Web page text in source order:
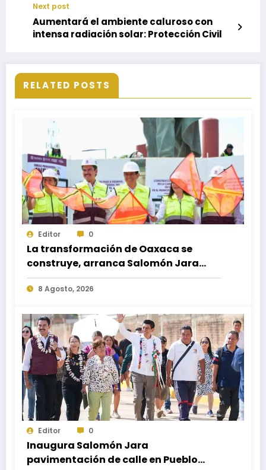
Next post
Aumentará el ambiente caluroso con
intensa radiación solar: Protección Civil
RELATED POSTS
Editor 0
La transformación de Oaxaca se
construye, arranca Salomón Jara
obra del paso a desnivel en la
carretera federal 190 kilómetro 184 +
8 Agosto, 2026
Editor 0
Inaugura Salomón Jara
pavimentación de calle en Pueblo